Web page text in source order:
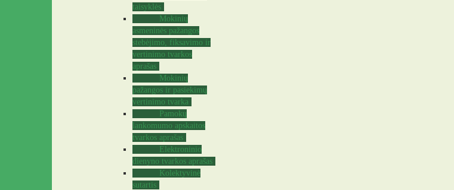
taisyklės
Mokinių
asmeninės pažangos
stebėjimo, fiksavimo ir
vertinimo tvarkos
aprašas
Mokinių
pažangos ir pasiekimų
vertinimo tvarka
Pamokų
lankomumo apskaitos
tvarkos aprašas
Elektroninio
dienyno tvarkos aprašas
Kolektyvinė
sutartis